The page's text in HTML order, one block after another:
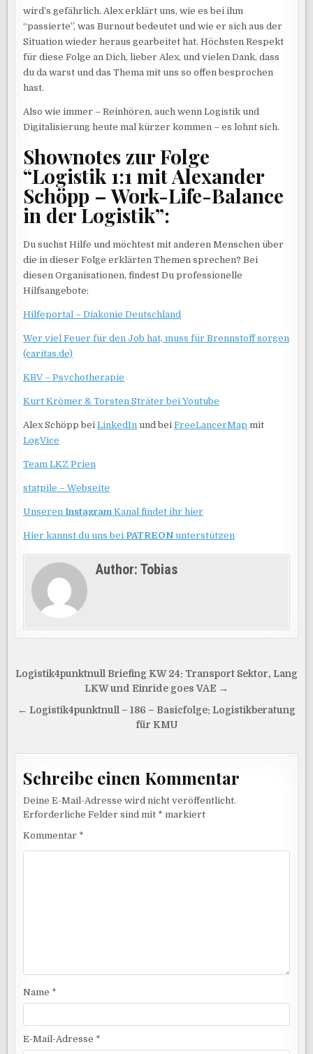
wird’s gefährlich. Alex erklärt uns, wie es bei ihm
“passierte”, was Burnout bedeutet und wie er sich aus der
Situation wieder heraus gearbeitet hat. Höchsten Respekt
für diese Folge an Dich, lieber Alex, und vielen Dank, dass
du da warst und das Thema mit uns so offen besprochen
hast.
Also wie immer – Reinhören, auch wenn Logistik und
Digitalisierung heute mal kürzer kommen – es lohnt sich.
Shownotes zur Folge
“Logistik 1:1 mit Alexander
Schöpp – Work-Life-Balance
in der Logistik”:
Du suchst Hilfe und möchtest mit anderen Menschen über
die in dieser Folge erklärten Themen sprechen? Bei
diesen Organisationen, findest Du professionelle
Hilfsangebote:
Hilfeportal – Diakonie Deutschland
Wer viel Feuer für den Job hat, muss für Brennstoff sorgen
(caritas.de)
KBV – Psychotherapie
Kurt Krömer & Torsten Sträter bei Youtube
Alex Schöpp beiLinkedIn und beiFreeLancerMap mit
LogVice
Team LKZ Prien
statpile – Webseite
UnserenInstagram Kanal findet ihr hier
Hier kannst du uns bei PATREON unterstützen
Author:Tobias
Beitragsnavigation
Logistik4punktnull Briefing KW 24: Transport Sektor, Lang
LKW und Einride goes VAE →
← Logistik4punktnull – 186 – Basicfolge: Logistikberatung
für KMU
Schreibe einen Kommentar
Deine E-Mail-Adresse wird nicht veröffentlicht.
Erforderliche Felder sind mit * markiert
Kommentar *
Name *
E-Mail-Adresse *